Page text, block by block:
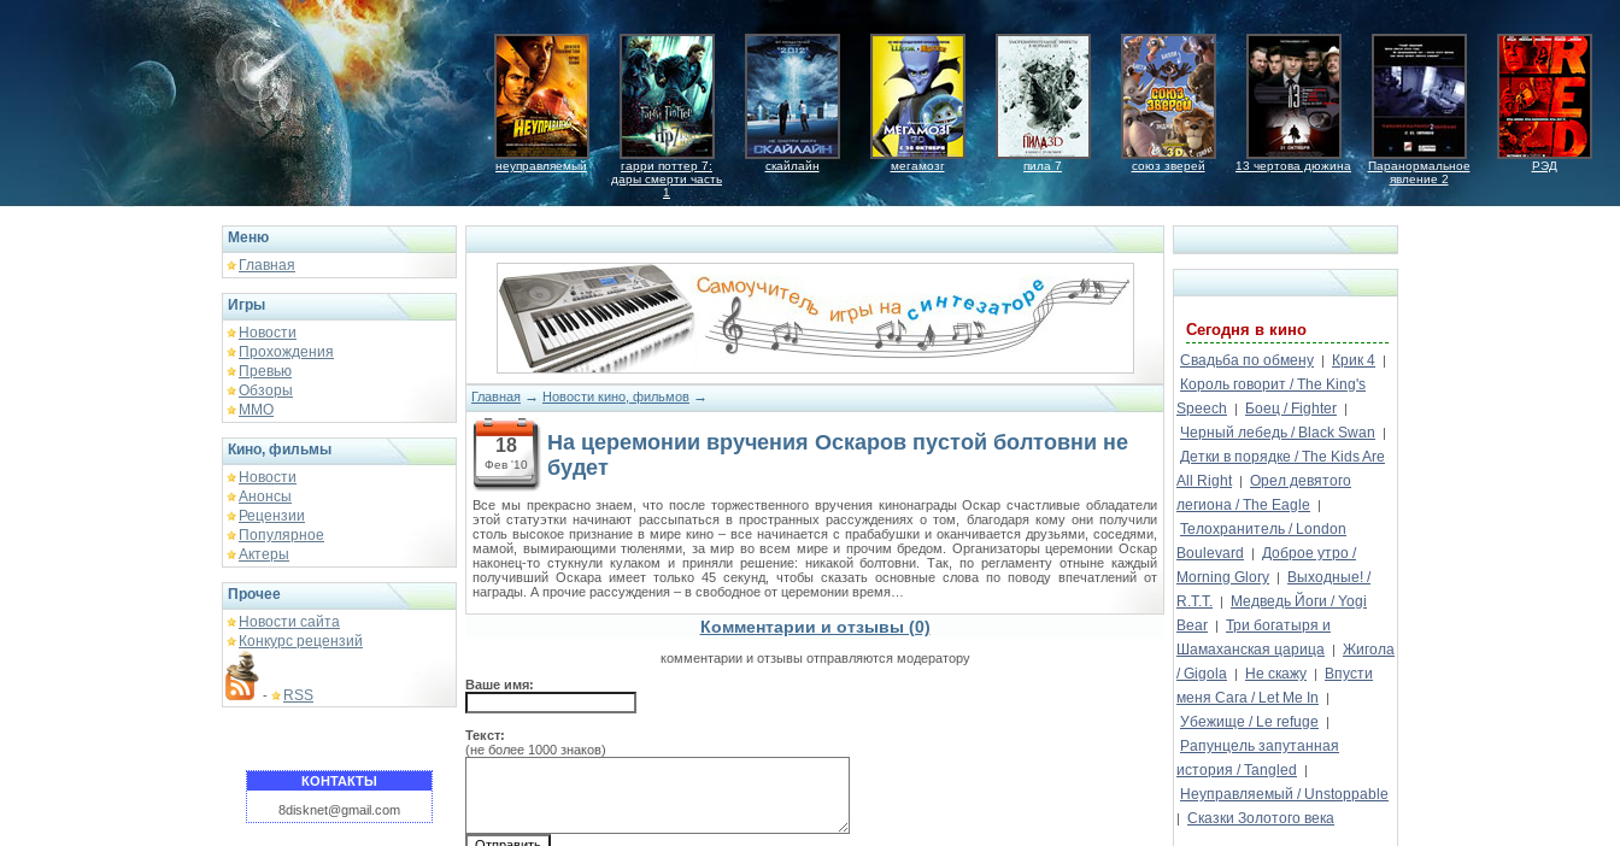
неуправляемый
гарри поттер 7:
дары смерти часть
1
скайлайн мегамозг пила 7 союз зверей 13 чертова дюжина
Паранормальное
явление 2
РЭД
Меню
Главная
Игры
Новости
Прохождения
Превью
Обзоры
ММО
Кино, фильмы
Новости
Анонсы
Рецензии
Популярное
Актеры
Прочее
Новости сайта
Конкурс рецензий
- RSS
КОНТАКТЫ
8disknet@gmail.com
Главная → Новости кино, фильмов →
18
Фев '10
На церемонии вручения Оскаров пустой болтовни не
будет
Все мы прекрасно знаем, что после торжественного вручения кинонаграды Оскар счастливые обладатели
этой статуэтки начинают рассыпаться в пространных рассуждениях о том, благодаря кому они получили
столь высокое признание в мире кино – все начинается с прабабушки и оканчивается друзьями, соседями,
мамой, вымирающими тюленями, за мир во всем мире и прочим бредом. Организаторы церемонии Оскар
наконец-то стукнули кулаком и приняли решение: никакой болтовни. Так, по регламенту отныне каждый
получивший Оскара имеет только 45 секунд, чтобы сказать основные слова по поводу впечатлений от
награды. А прочие рассуждения – в свободное от церемонии время…
Комментарии и отзывы (0)
комментарии и отзывы отправляются модератору
Ваше имя:
Текст:
(не более 1000 знаков)
Сегодня в кино
Свадьба по обмену | Крик 4 |
Король говорит / The King's
Speech
| Боец / Fighter |
Черный лебедь / Black Swan |
Детки в порядке / The Kids Are
All Right | Орел девятого
легиона / The Eagle
|
Телохранитель / London
Boulevard
| Доброе утро /
Morning Glory |
Выходные! /
R.T.T. |
Медведь Йоги / Yogi
Bear | Три богатыря и
Шамаханская царица | Жигола
/ Gigola | Не скажу |
Впусти
меня Сага / Let Me In
|
Убежище / Le refuge |
Рапунцель запутанная
история / Tangled
|
Неуправляемый / Unstoppable
| Сказки Золотого века